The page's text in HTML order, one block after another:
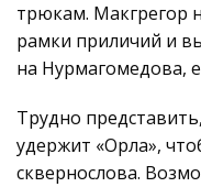
трюкам. Макгрегор
рамки приличий и
на Нурмагомедова,
Трудно
удержит «Орла»,
сквернослова.